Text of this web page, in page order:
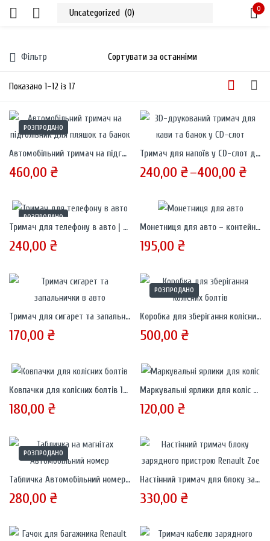
0
Показано 1–12 із 17
Фільтр
РОЗПРОДАНО
Автомобільний тримач на підголівник для пляшок та банок
460,00 ₴
Тримач для напоїв у CD-слот для авто – 3D-друкований підстаканник для кави та банок
240,00 ₴–400,00 ₴
РОЗПРОДАНО
Тримач для телефону в авто | Кріплення у CD-привід
240,00 ₴
Монетниця для авто – контейнер для українських монет (1–10 грн)
195,00 ₴
Тримач для сигарет та запальнички в авто
170,00 ₴
РОЗПРОДАНО
Коробка для зберігання колісних болтів
500,00 ₴
Ковпачки для колісних болтів 17, 19, 21 мм
180,00 ₴
Маркувальні ярлики для коліс – ПП, ПЛ, ЗП, ЗЛ
120,00 ₴
РОЗПРОДАНО
Табличка Автомобільний номер на магнітах
280,00 ₴
Настінний тримач для блоку зарядного пристрою Renault Zoe
330,00 ₴
CREATE AN ACCOUNT